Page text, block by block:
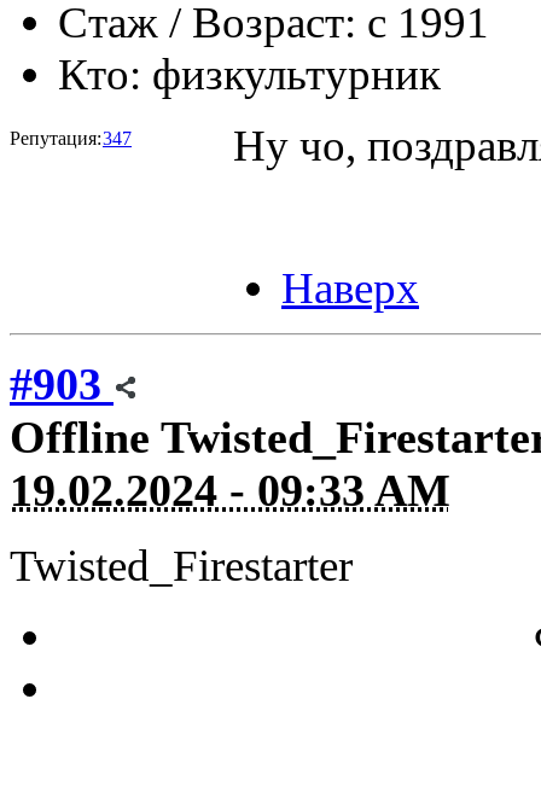
Стаж / Возраст: с 1991
Кто: физкультурник
Репутация:347 Ну чо,
Наверх
#903
Offline
19.02.2024 - 09:33 AM
Twisted_Firestarter